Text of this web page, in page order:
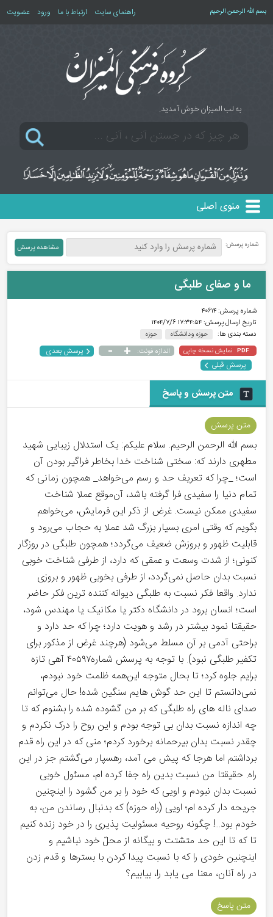
بسم الله الرحمن الرحیم راهنمای سایت ارتباط با ما ورود عضویت
به لب المیزان خوش آمدید.
منوی اصلی
شماره پرسش:
ما و صفای طلبگی
شماره پرسش:۴۰۶۱۴
تاریخ ارسال پرسش:۱۷:۳۴:۵۴ ۱۴۰۴/۷/۶
دسته بندی ها:
حوزه و دانشگاه حوزه
PDF نمایش نسخه چاپی اندازه فونت: +
-
پرسش بعدی
پرسش قبلی
متن پرسش و پاسخ
متن پرسش
بسم الله الرحمن الرحیم. سلام علیکم: یک استدلال زیبایی شهید
مطهری دارند که: سختی شناخت خدا بخاطر فراگیر بودن آن
است؛ _چرا که تعریف حد و رسم می‌خواهد_ همچون زمانی که
تمام دنیا را سفیدی فرا گرفته باشد، آن‌موقع عملا شناخت
سفیدی ممکن نیست. غرض از ذکر این فرمایش، می‌خواهم
بگویم که وقتی امری بسیار بزرگ شد عملا به حجاب می‌رود و
قابلیت ظهور و بروزش ضعیف می‌گردد؛ همچون طلبگی در روزگار
کنونی؛ از شدت وسعت و عمقی که دارد، از طرفی شناخت خوبی
نسبت بدان حاصل نمی‌گردد، از طرفی بخوبی ظهور و بروزی
ندارد. واقعا فکر نسبت به طلبگی دیوانه کننده ترین فکر حاضر
است؛ انسان برود در دانشگاه دکتر یا مکانیک یا مهندس شود،
حقیقتا نمود بیشتر در رشد و هویت دارد؛ چرا که حد دارد و
براحتی آدمی بر آن مسلط می‌شود (هرچند غرض از مذکور برای
تکفیر طلبگی نبود). با توجه به پرسش شماره۴۰۵۹۷ آهی تازه
برایم جلوه کرد؛ تا بحال متوجه این‌همه ظلمت خود نبودم،
نمی‌دانستم تا این حد گوش هایم سنگین شده! حال می‌توانم
صدای ناله های راه طلبگی که بر من گشوده شده را بشنوم که تا
چه اندازه نسبت بدان بی توجه بودم و این روح را درک نکردم و
چقدر نسبت بدان بیرحمانه برخورد کردم؛ منی که در این راه قدم‌
برداشتم‌ اما هرجا که پیش می آمد، رهسپار می‌گشتم جز در این
راه. حقیقتا من نسبت بدین راه جفا کرده ام، مسئول خوبی
نسبت بدان نبودم و اویی که خود را بر من گشود را اینچنین
جریحه دار کرده ام؛ اویی (راه حوزه) که بدنبال رساندن من، به
خودم بود...! چگونه روحیه مسئولیت پذیری را در خود زنده کنیم
تا که تا این حد متشتت و بیگانه از محلّ خود نباشیم و
اینچنین خودی را که با نسبت پیدا کردن با بسترها و قدم زدن
در راه آنان، معنا می یابد را، بیابیم؟
متن پاسخ